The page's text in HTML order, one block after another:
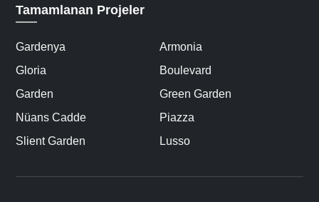
Tamamlanan Projeler
Gardenya
Armonia
Gloria
Boulevard
Garden
Green Garden
Nüans Cadde
Piazza
Slient Garden
Lusso